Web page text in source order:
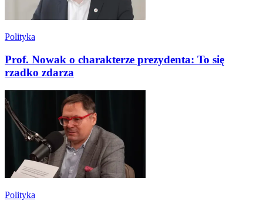
Polityka
Prof. Nowak o charakterze prezydenta: To się
rzadko zdarza
Polityka